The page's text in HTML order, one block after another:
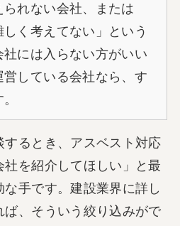
れない会社、または
しく考えてない」という
社には入らない方がいい
している会社なら、す
するとき、アスベスト対応
社を紹介してほしい」と最
手です。建設業界に詳し
ば、そういう絞り込みがで